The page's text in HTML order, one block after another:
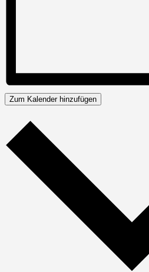
Zum Kalender hinzufügen